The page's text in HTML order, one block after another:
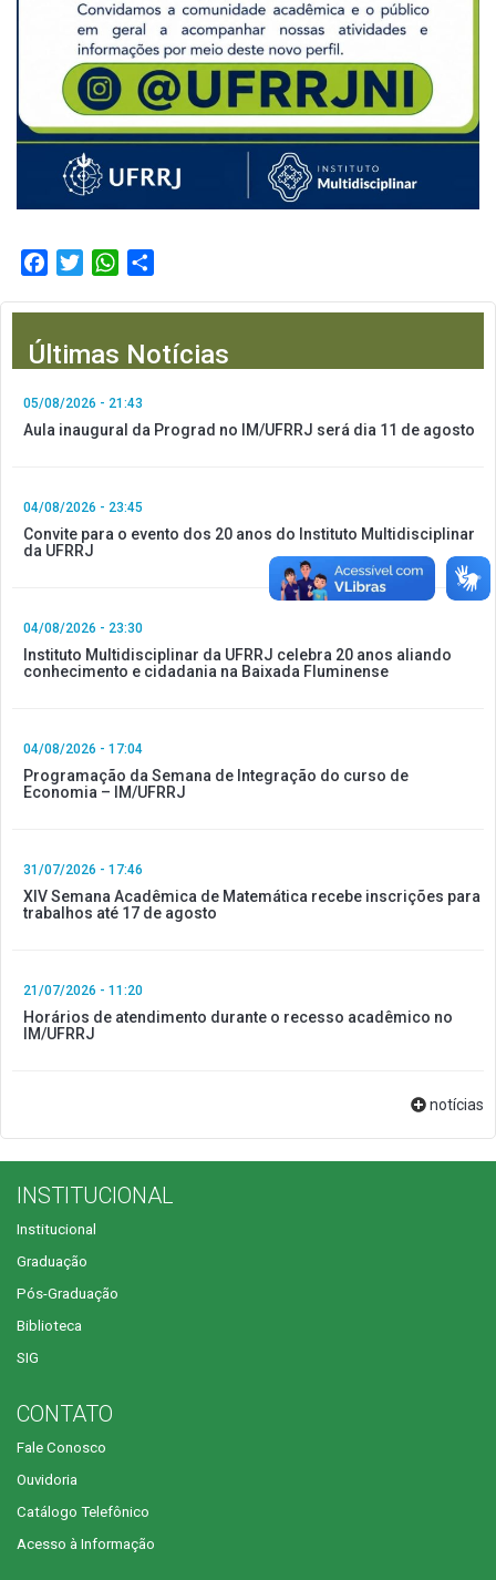
FacebookTwitterWhatsApp
Últimas Notícias
05/08/2026 - 21:43
Aula inaugural da Prograd no IM/UFRRJ será dia 11 de agosto
04/08/2026 - 23:45
Convite para o evento dos 20 anos do Instituto Multidisciplinar
da UFRRJ
04/08/2026 - 23:30
Instituto Multidisciplinar da UFRRJ celebra 20 anos aliando
conhecimento e cidadania na Baixada Fluminense
04/08/2026 - 17:04
Programação da Semana de Integração do curso de
Economia – IM/UFRRJ
31/07/2026 - 17:46
XIV Semana Acadêmica de Matemática recebe inscrições para
trabalhos até 17 de agosto
21/07/2026 - 11:20
Horários de atendimento durante o recesso acadêmico no
IM/UFRRJ
notícias
INSTITUCIONAL
Institucional
Graduação
Pós-Graduação
Biblioteca
SIG
CONTATO
Fale Conosco
Ouvidoria
Catálogo Telefônico
Acesso à Informação